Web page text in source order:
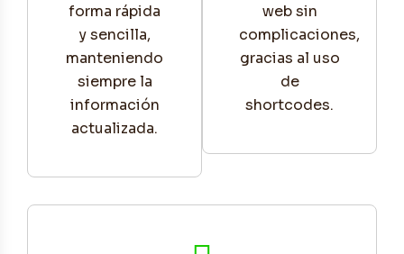
forma rápida
y sencilla,
manteniendo
siempre la
información
actualizada.
web sin
complicaciones,
gracias al uso
de
shortcodes.